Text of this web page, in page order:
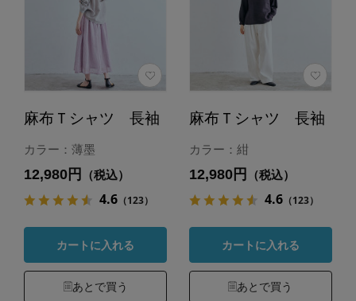
麻布Ｔシャツ 長袖
カラー：薄墨
12,980円 （税込）
4.6（123）
カートに入れる
あとで買う
麻布Ｔシャツ 長袖
カラー：紺
12,980円 （税込）
4.6（123）
カートに入れる
あとで買う